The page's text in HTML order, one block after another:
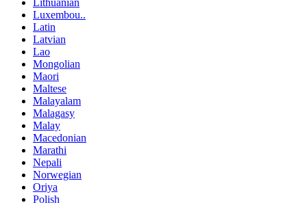
Lithuanian
Luxembou..
Latin
Latvian
Lao
Mongolian
Maori
Maltese
Malayalam
Malagasy
Malay
Macedonian
Marathi
Nepali
Norwegian
Oriya
Polish